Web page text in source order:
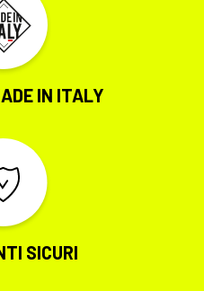
IN ITALY
SICURI